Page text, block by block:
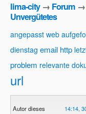
lima-city→ Forum →
Unvergütetes
angepasst web
dienstag email http
problem relevante
url
Autor dieses
14:14,